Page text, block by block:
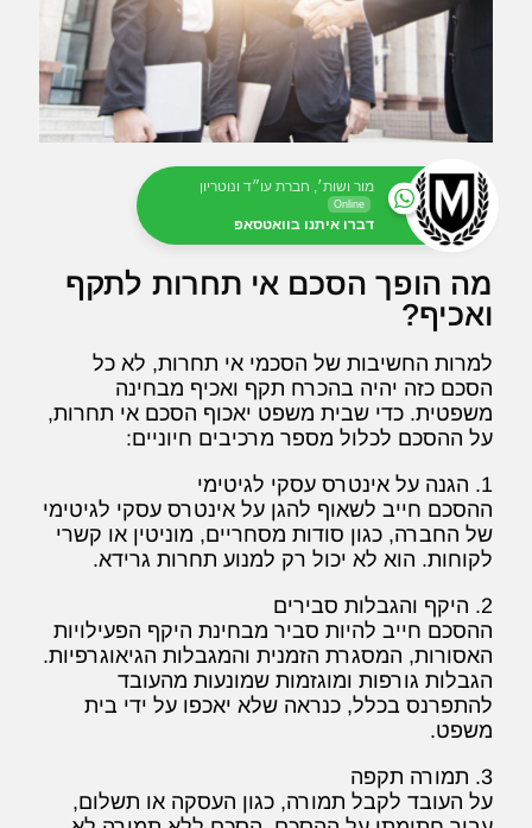
מור ושות׳, חברת עו״ד ונוטריון
Online
דברו איתנו בוואטסאפ
מה הופך הסכם אי תחרות לתקף
ואכיף?
למרות החשיבות של הסכמי אי תחרות, לא כל
הסכם כזה יהיה בהכרח תקף ואכיף מבחינה
משפטית. כדי שבית משפט יאכוף הסכם אי תחרות,
על ההסכם לכלול מספר מרכיבים חיוניים:
1. הגנה על אינטרס עסקי לגיטימי
ההסכם חייב לשאוף להגן על אינטרס עסקי לגיטימי
של החברה, כגון סודות מסחריים, מוניטין או קשרי
לקוחות. הוא לא יכול רק למנוע תחרות גרידא.
2. היקף והגבלות סבירים
ההסכם חייב להיות סביר מבחינת היקף הפעילויות
האסורות, המסגרת הזמנית והמגבלות הגיאוגרפיות.
הגבלות גורפות ומוגזמות שמונעות מהעובד
להתפרנס בכלל, כנראה שלא יאכפו על ידי בית
משפט.
3. תמורה תקפה
על העובד לקבל תמורה, כגון העסקה או תשלום,